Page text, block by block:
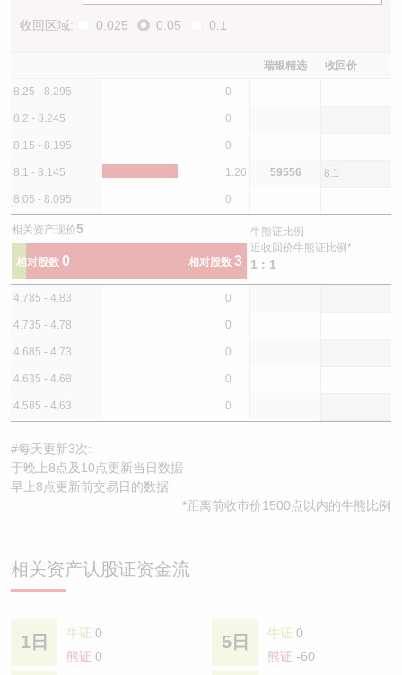
收回区域: 0.025 0.05 0.1
瑞银精选 收回价
8.25 - 8.295 0
8.2 - 8.245 0
8.15 - 8.195 0
8.1 - 8.145 1.26 59556 8.1
8.05 - 8.095 0
相关资产现价5
相对股数 0 相对股数 3
牛熊证比例
近收回价牛熊证比例*
1 : 1
4.785 - 4.83 0
4.735 - 4.78 0
4.685 - 4.73 0
4.635 - 4.68 0
4.585 - 4.63 0
#每天更新3次:
于晚上8点及10点更新当日数据
早上8点更新前交易日的数据
*距离前收巿价1500点以内的牛熊比例
相关资产认股证资金流
1日 牛证 0
熊证 0
5日 牛证 0
熊证 -60